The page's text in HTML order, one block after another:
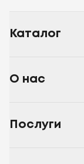
Каталог
О нас
Послуги